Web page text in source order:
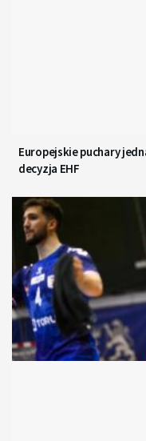
Europejskie puchary
decyzja EHF